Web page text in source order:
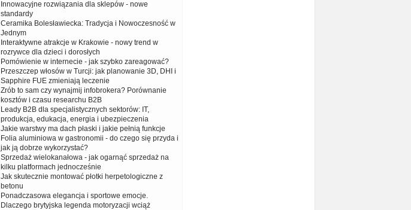
Innowacyjne rozwiązania dla sklepów - nowe
standardy
Ceramika Bolesławiecka: Tradycja i Nowoczesność w
Jednym
Interaktywne atrakcje w Krakowie - nowy trend w
rozrywce dla dzieci i dorosłych
Pomówienie w internecie - jak szybko zareagować?
Przeszczep włosów w Turcji: jak planowanie 3D, DHI i
Sapphire FUE zmieniają leczenie
Zrób to sam czy wynajmij infobrokera? Porównanie
kosztów i czasu researchu B2B
Leady B2B dla specjalistycznych sektorów: IT,
produkcja, edukacja, energia i ubezpieczenia
Jakie warstwy ma dach płaski i jakie pełnią funkcje
Folia aluminiowa w gastronomii - do czego się przyda i
jak ją dobrze wykorzystać?
Sprzedaż wielokanałowa - jak ogarnąć sprzedaż na
kilku platformach jednocześnie
Jak skutecznie montować płotki herpetologiczne z
betonu
Ponadczasowa elegancja i sportowe emocje.
Dlaczego brytyjska legenda motoryzacji wciąż